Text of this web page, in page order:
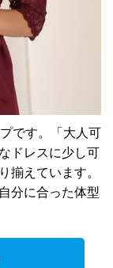
です。「大人可
ドレスに少し可
揃えています。
分に合った体型